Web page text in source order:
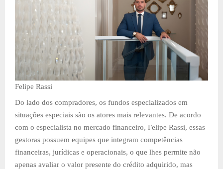
Felipe Rassi
Do lado dos compradores, os fundos especializados em
situações especiais são os atores mais relevantes. De acordo
com o especialista no mercado financeiro, Felipe Rassi, essas
gestoras possuem equipes que integram competências
financeiras, jurídicas e operacionais, o que lhes permite não
apenas avaliar o valor presente do crédito adquirido, mas